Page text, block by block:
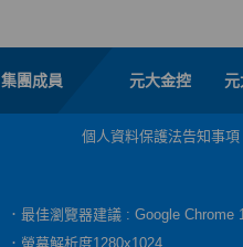
集團成員 元大金控 元
個人資料保護法告知事項
．最佳瀏覽器建議 : Google
．螢幕解析度1280x1024